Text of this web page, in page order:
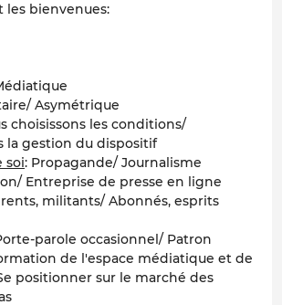
les bienvenues:
Asymétrique
choisissons les conditions/
la gestion du dispositif
soi: Propagande/ Journalisme
Entreprise de presse en ligne
militants/ Abonnés, esprits
parole occasionnel/ Patron
de l'espace médiatique et de
positionner sur le marché des